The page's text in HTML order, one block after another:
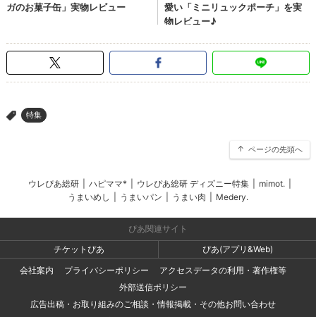
> 特集
ページの先頭へ
ウレぴあ総研 ハピママ* ウレぴあ総研 ディズニー特集 mimot.
うまいめし
うまいパン うまい肉 Medery.
ぴあ関連サイト
チケットぴあ
ぴあ(アプリ&Web)
会社案内
プライバシーポリシー
アクセスデータの利用・著作権等
外部送信ポリシー
広告出稿・お取り組みのご相談・情報掲載・その他お問い合わせ